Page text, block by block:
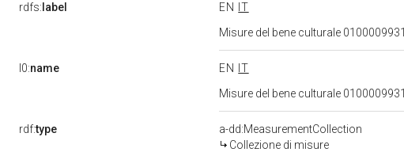
rdfs: label EN
IT
Misure del bene culturale 0100009931
l0:name EN
IT
Misure del bene culturale 0100009931
rdf:type
a-dd:MeasurementCollection
Collezione di misure